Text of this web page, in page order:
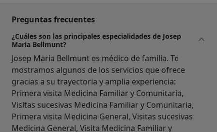
Preguntas frecuentes
¿Cuáles son las principales especialidades de Josep
Maria Bellmunt?
Josep Maria Bellmunt es médico de familia. Te
mostramos algunos de los servicios que ofrece
gracias a su trayectoria y amplia experiencia:
Primera visita Medicina Familiar y Comunitaria,
Visitas sucesivas Medicina Familiar y Comunitaria,
Primera visita Medicina General, Visitas sucesivas
Medicina General, Visita Medicina Familiar y